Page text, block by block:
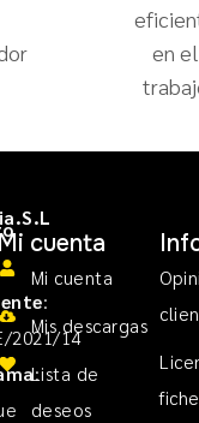
en el
:
2021/14
:
cuenta
Mi cuenta
Mis descargas
Lista de
deseos